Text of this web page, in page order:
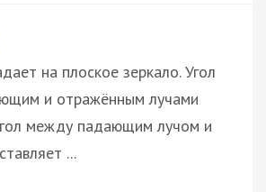
на плоское зеркало. Угол
и отражённым лучами
между падающим лучом и
...